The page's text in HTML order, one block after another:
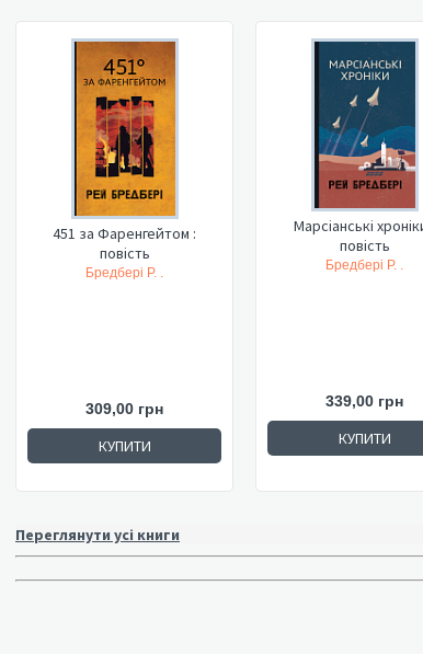
451 за Фаренгейтом :
повість
Бредбері Р. .
309,00 грн
КУПИТИ
Марсіанські
повість
Бредбері Р. .
339,00 грн
КУПИТИ
Переглянути усі книги